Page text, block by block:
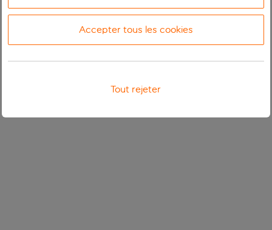
Accepter tous les cookies
Tout rejeter